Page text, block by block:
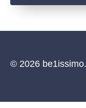
© 2026